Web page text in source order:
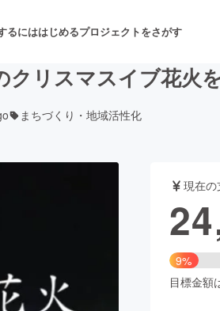
るにははじめるプロジェクトをさがす
舞台・パフォーマンス
フード・飲食店
クリスマスイブ花火
まちづくり・地域活性化
現在
9%
目標金額